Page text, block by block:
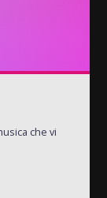
che vi